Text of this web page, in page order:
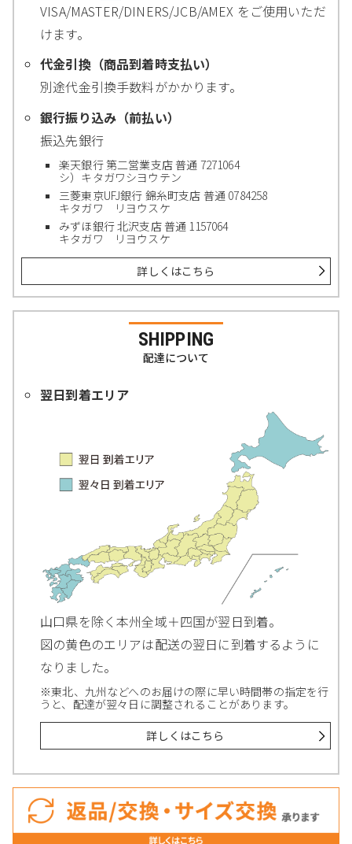
VISA/MASTER/DINERS/JCB/AMEX をご使用いただ
けます。
代金引換（商品到着時支払い）
別途代金引換手数料がかかります。
銀行振り込み（前払い）
振込先銀行
楽天銀行 第二営業支店 普通 7271064
シ）キタガワシヨウテン
三菱東京UFJ銀行 錦糸町支店 普通 0784258
キタガワ リヨウスケ
みずほ銀行 北沢支店 普通 1157064
キタガワ リヨウスケ
詳しくはこちら
SHIPPING
配達について
翌日到着エリア
山口県を除く本州全域＋四国が翌日到着。
図の黄色のエリアは配送の翌日に到着するように
なりました。
※東北、九州などへのお届けの際に早い時間帯の指定を行
うと、配達が翌々日に調整されることがあります。
詳しくはこちら